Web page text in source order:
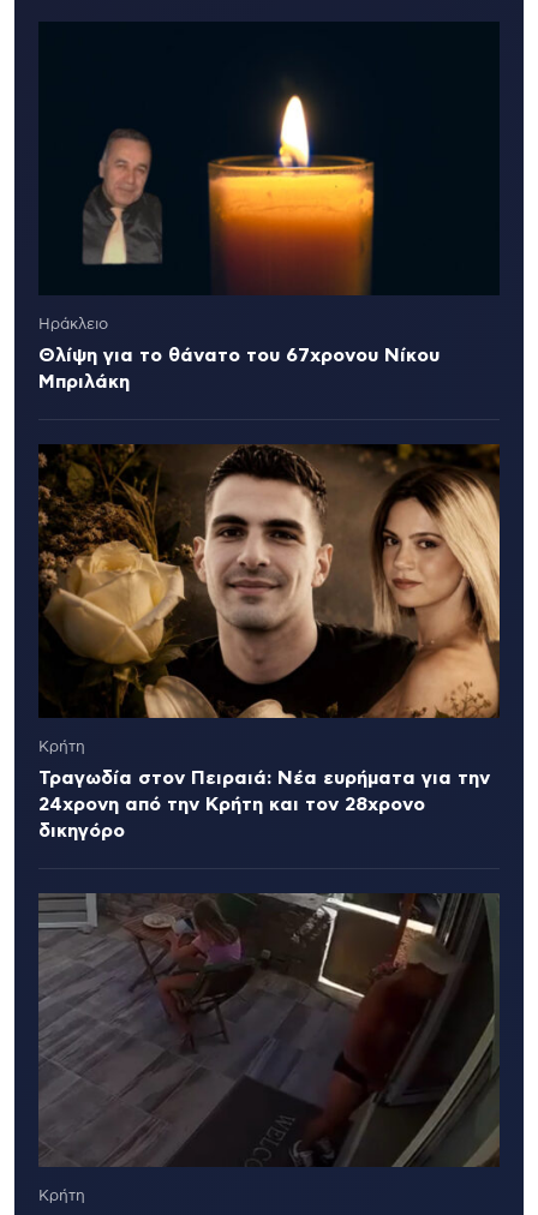
Ηράκλειο
Θλίψη για το θάνατο του 67χρονου Νίκου
Μπριλάκη
Κρήτη
Τραγωδία στον Πειραιά: Νέα ευρήματα για την
24χρονη από την Κρήτη και τον 28χρονο
δικηγόρο
Κρήτη